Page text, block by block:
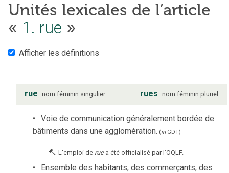
Unités lexicales de l’article
« 1. rue »
Afficher les définitions
rue nom féminin singulier rues nom féminin pluriel
Voie de communication généralement bordée de
bâtiments dans une agglomération. (inGDT)
L'emploi de rue a été officialisé par l’OQLF.
Ensemble des habitants, des commerçants, des